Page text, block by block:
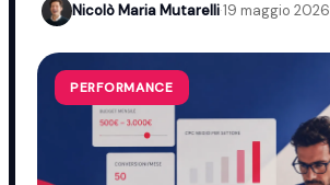
Nicolò Maria Mutarelli·19 maggio 2026
PERFORMANCE